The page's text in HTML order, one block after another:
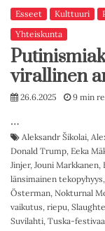
Esseet Kulttuuri
Yhteiskunta
virallinen
26.6.2025 9 min
…
Aleksandr Šikolai,
Donald Trump, Eeka
Jinjer, Jouni Markkanen,
länsimainen tekopyhyys,
Österman, Nokturnal
vaikutus, riepu,
Suvilahti, Tuska-